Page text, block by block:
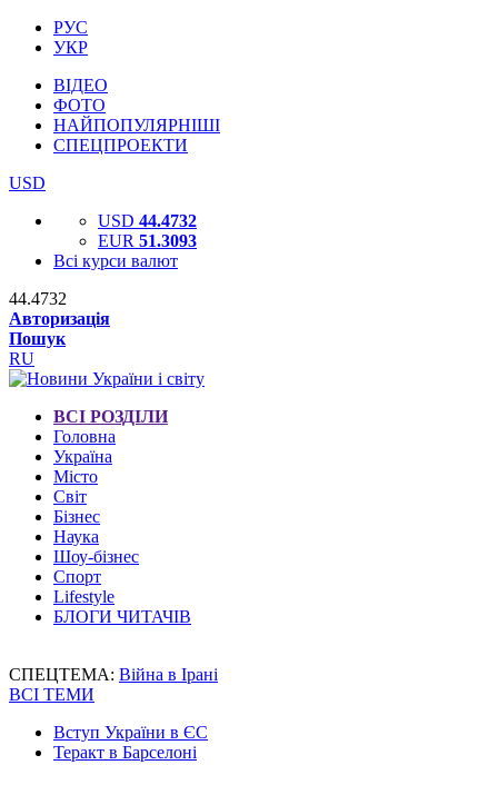
РУС
УКР
ВІДЕО
ФОТО
НАЙПОПУЛЯРНІШІ
СПЕЦПРОЕКТИ
USD
USD 44.4732
EUR 51.3093
Всі курси валют
44.4732
Авторизація
Пошук
RU
ВСІ РОЗДІЛИ
Головна
Україна
Місто
Світ
Бізнес
Наука
Шоу-бізнес
Спорт
Lifestyle
БЛОГИ ЧИТАЧІВ
СПЕЦТЕМА: Війна в Ірані
ВСІ ТЕМИ
Вступ України в ЄС
Теракт в Барселоні